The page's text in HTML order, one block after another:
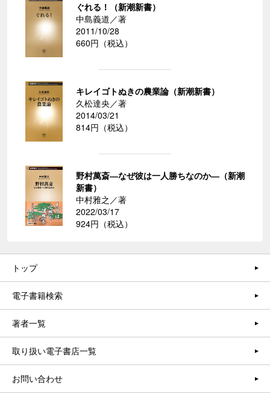
ぐれる！（新潮新書）
中島義道／著
2011/10/28
660円（税込）
キレイゴトぬきの農業論（新潮新書）
久松達央／著
2014/03/21
814円（税込）
野村萬斎―なぜ彼は一人勝ちなのか―（新潮
新書）
中村雅之／著
2022/03/17
924円（税込）
トップ
電子書籍検索
著者一覧
取り扱い電子書店一覧
お問い合わせ